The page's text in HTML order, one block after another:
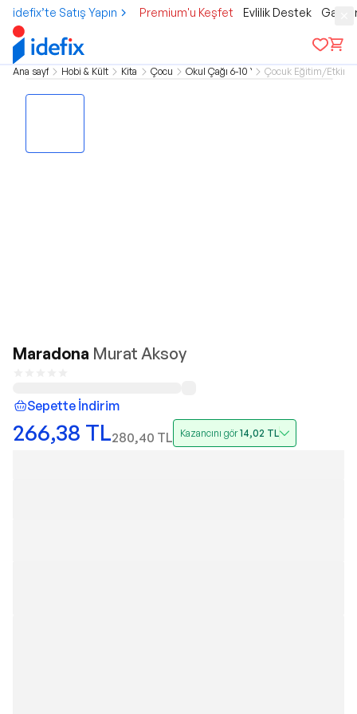
idefix’te Satış Yapın Premium'u Keşfet Evlilik Destek
Ana sayfa Hobi & Kültür Kitap Çocuk Okul Çağı 6-10 Yaş Çocuk Eğitim/
Maradona Murat Aksoy
Sepette İndirim
266,38 TL280,40 TL Kazancını gör14,02 TL